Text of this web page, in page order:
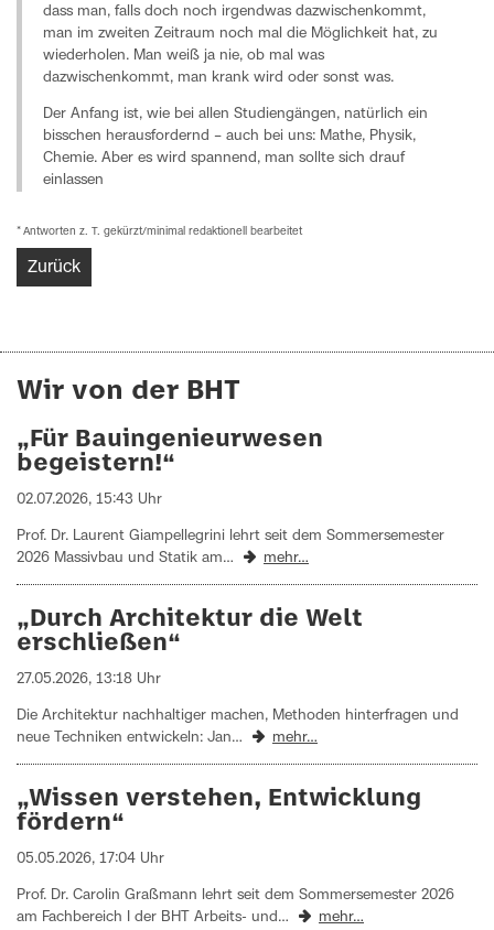
dass man, falls doch noch irgendwas dazwischenkommt,
man im zweiten Zeitraum noch mal die Möglichkeit hat, zu
wiederholen. Man weiß ja nie, ob mal was
dazwischenkommt, man krank wird oder sonst was.
Der Anfang ist, wie bei allen Studiengängen, natürlich ein
bisschen herausfordernd – auch bei uns: Mathe, Physik,
Chemie. Aber es wird spannend, man sollte sich drauf
einlassen
* Antworten z. T. gekürzt/minimal redaktionell bearbeitet
Zurück
Wir von der BHT
„Für Bauingenieurwesen
begeistern!“
02.07.2026, 15:43 Uhr
Prof. Dr. Laurent Giampellegrini lehrt seit dem Sommersemester
2026 Massivbau und Statik am…
mehr…
„Durch Architektur die Welt
erschließen“
27.05.2026, 13:18 Uhr
Die Architektur nachhaltiger machen, Methoden hinterfragen und
neue Techniken entwickeln: Jan…
mehr…
„Wissen verstehen, Entwicklung
fördern“
05.05.2026, 17:04 Uhr
Prof. Dr. Carolin Graßmann lehrt seit dem Sommersemester 2026
am Fachbereich I der BHT Arbeits- und…
mehr…